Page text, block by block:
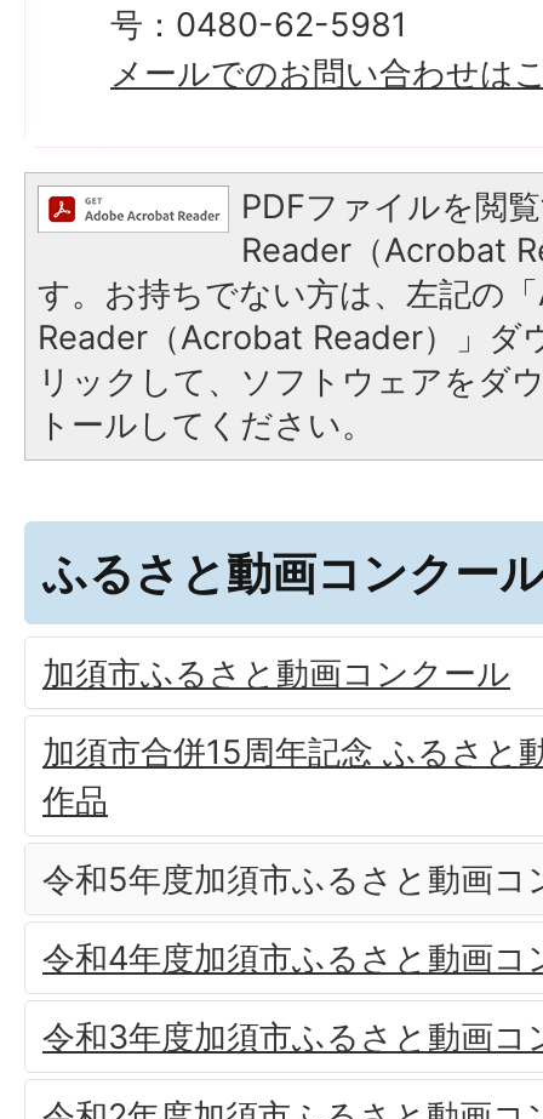
号：0480-62-5981
メールでのお問い合わせは
PDFファイルを閲
Reader（Acrobat
す。お持ちでない方は、左記の
Reader（Acrobat Reader）」ダ
リックして、ソフトウェアをダ
トールしてください。
ふるさと動画コンクー
加須市ふるさと動画コンクール
加須市合併15周年記念 ふるさと
作品
令和5年度加須市ふるさと動画コ
令和4年度加須市ふるさと動画コ
令和3年度加須市ふるさと動画コ